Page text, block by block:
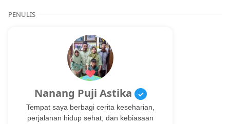
PENULIS
Nanang Puji Astika ✓
Tempat saya berbagi cerita keseharian,
perjalanan hidup sehat, dan kebiasaan